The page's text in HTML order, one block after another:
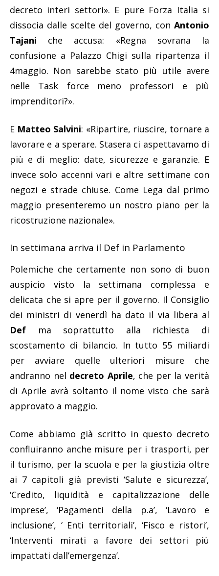
decreto interi settori». E pure Forza Italia si
dissocia dalle scelte del governo, con Antonio
Tajani che accusa: «Regna sovrana la
confusione a Palazzo Chigi sulla ripartenza il
4maggio. Non sarebbe stato più utile avere
nelle Task force meno professori e più
imprenditori?».
E Matteo Salvini: «Ripartire, riuscire, tornare a
lavorare e a sperare. Stasera ci aspettavamo di
più e di meglio: date, sicurezze e garanzie. E
invece solo accenni vari e altre settimane con
negozi e strade chiuse. Come Lega dal primo
maggio presenteremo un nostro piano per la
ricostruzione nazionale».
In settimana arriva il Def in Parlamento
Polemiche che certamente non sono di buon
auspicio visto la settimana complessa e
delicata che si apre per il governo. Il Consiglio
dei ministri di venerdì ha dato il via libera al
Def ma soprattutto alla richiesta di
scostamento di bilancio. In tutto 55 miliardi
per avviare quelle ulteriori misure che
andranno nel decreto Aprile, che per la verità
di Aprile avrà soltanto il nome visto che sarà
approvato a maggio.
Come abbiamo già scritto in questo decreto
confluiranno anche misure per i trasporti, per
il turismo, per la scuola e per la giustizia oltre
ai 7 capitoli già previsti ‘Salute e sicurezza’,
‘Credito, liquidità e capitalizzazione delle
imprese’, ‘Pagamenti della p.a’, ‘Lavoro e
inclusione’, ‘ Enti territoriali’, ‘Fisco e ristori’,
‘Interventi mirati a favore dei settori più
impattati dall’emergenza’.